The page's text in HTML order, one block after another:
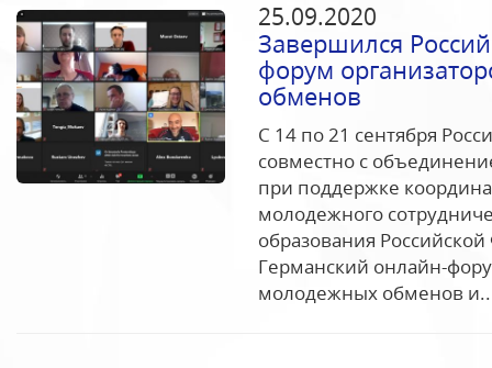
25.09.2020
Завершился
форум
обменов
С 14 по 21 сентября
совместно с
при поддержке
молодежного
образования
Германский онлайн-
молодежных обменов